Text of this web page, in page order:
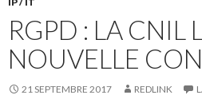
RGPD : LA CNIL
NOUVELLE
21 SEPTEMBRE 2017 REDLINK